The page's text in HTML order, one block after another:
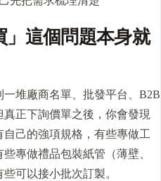
」這個問題本身就
堆廠商名單、批發平台、B2B
正下詢價單之後，你會發現
己的強項規格，有些專做工
專做禮品包裝紙管（薄壁、
可以接小批次訂製。